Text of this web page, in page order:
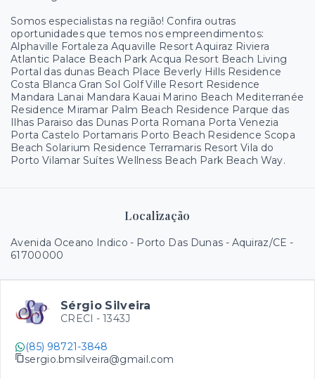
Somos especialistas na região! Confira outras
oportunidades que temos nos empreendimentos:
Alphaville Fortaleza Aquaville Resort Aquiraz Riviera
Atlantic Palace Beach Park Acqua Resort Beach Living
Portal das dunas Beach Place Beverly Hills Residence
Costa Blanca Gran Sol Golf Ville Resort Residence
Mandara Lanai Mandara Kauai Marino Beach Mediterranée
Residence Miramar Palm Beach Residence Parque das
Ilhas Paraiso das Dunas Porta Romana Porta Venezia
Porta Castelo Portamaris Porto Beach Residence Scopa
Beach Solarium Residence Terramaris Resort Vila do
Porto Vilamar Suítes Wellness Beach Park Beach Way.
Localização
Avenida Oceano Indico - Porto Das Dunas - Aquiraz/CE -
61700000
Sérgio Silveira
CRECI - 1343J
(85) 98721-3848
sergio.bmsilveira@gmail.com